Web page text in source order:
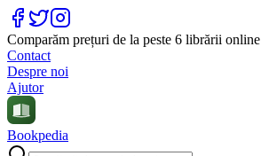
Comparăm prețuri de la peste 6 librării online
Contact
Despre noi
Ajutor
Bookpedia